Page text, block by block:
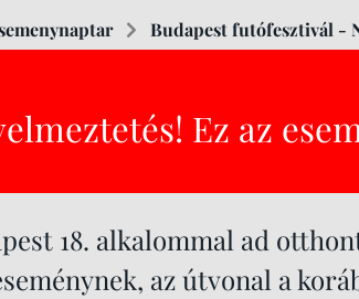
Budapest futófesztivál -
Ez az
18. alkalommal ad
az útvonal a